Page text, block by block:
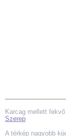
Karcag mellett
Szerep
A térkép nagyobb